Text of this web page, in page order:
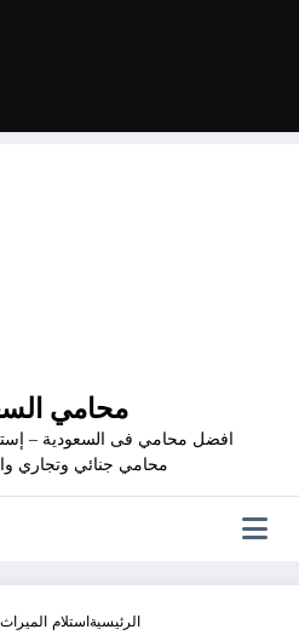
محامي
افضل محامي فى السعودية –
محامي جنائي وتجاري
الرئيسيةاستلام